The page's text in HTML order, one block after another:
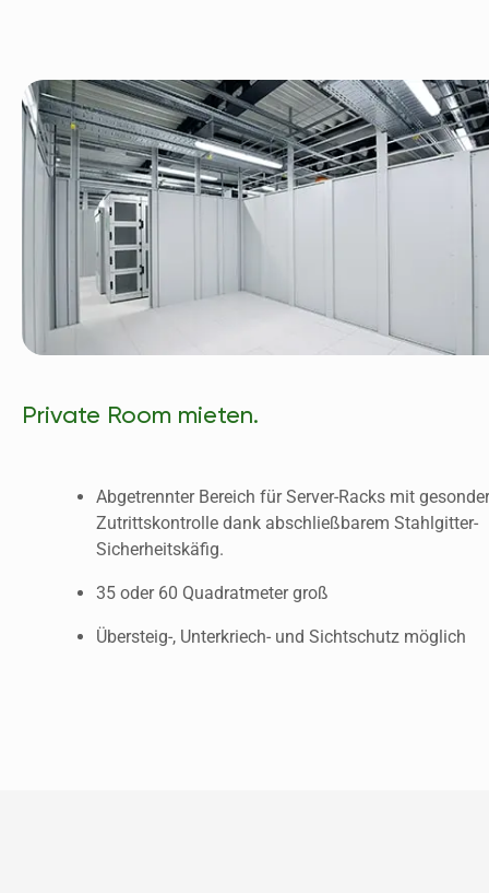
Private Room mieten.
Abgetrennter Bereich für Server-Racks mit
Zutrittskontrolle dank abschließbarem Stahlgitter-
Sicherheitskäfig.
35 oder 60 Quadratmeter groß
Übersteig-, Unterkriech- und Sichtschutz möglich